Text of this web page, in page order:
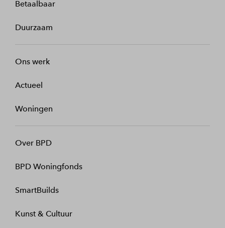
Betaalbaar
Duurzaam
Ons werk
Actueel
Woningen
Over BPD
BPD Woningfonds
SmartBuilds
Kunst & Cultuur